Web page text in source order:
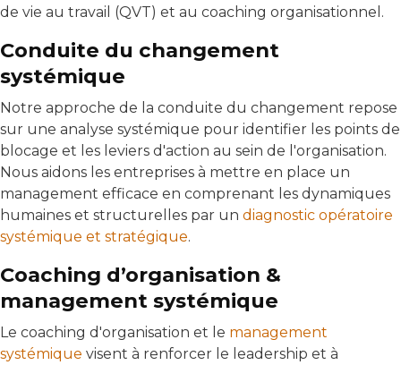
de vie au travail (QVT) et au coaching organisationnel.
Conduite du changement
systémique
Notre approche de la conduite du changement repose
sur une analyse systémique pour identifier les points de
blocage et les leviers d'action au sein de l'organisation.
Nous aidons les entreprises à mettre en place un
management efficace en comprenant les dynamiques
humaines et structurelles par un diagnostic opératoire
systémique et stratégique.
Coaching d’organisation &
management systémique
Le coaching d'organisation et le management
systémique visent à renforcer le leadership et à